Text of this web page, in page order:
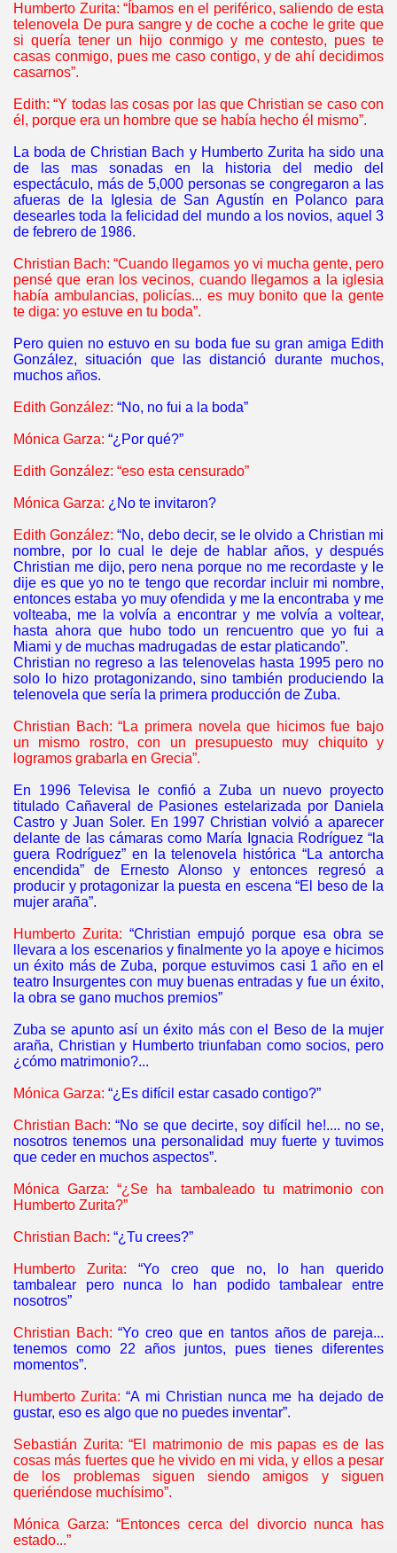
Humberto Zurita: “Íbamos en el periférico, saliendo de esta
telenovela De pura sangre y de coche a coche le grite que
si quería tener un hijo conmigo y me contesto, pues te
casas conmigo, pues me caso contigo, y de ahí decidimos
casarnos”.
Edith: “Y todas las cosas por las que Christian se caso con
él, porque era un hombre que se había hecho él mismo”.
La boda de Christian Bach y Humberto Zurita ha sido una
de las mas sonadas en la historia del medio del
espectáculo, más de 5,000 personas se congregaron a las
afueras de la Iglesia de San Agustín en Polanco para
desearles toda la felicidad del mundo a los novios, aquel 3
de febrero de 1986.
Christian Bach: “Cuando llegamos yo vi mucha gente, pero
pensé que eran los vecinos, cuando llegamos a la iglesia
había ambulancias, policías... es muy bonito que la gente
te diga: yo estuve en tu boda”.
Pero quien no estuvo en su boda fue su gran amiga Edith
González, situación que las distanció durante muchos,
muchos años.
Edith González: “No, no fui a la boda”
Mónica Garza: “¿Por qué?”
Edith González: “eso esta censurado”
Mónica Garza: ¿No te invitaron?
Edith González: “No, debo decir, se le olvido a Christian mi
nombre, por lo cual le deje de hablar años, y después
Christian me dijo, pero nena porque no me recordaste y le
dije es que yo no te tengo que recordar incluir mi nombre,
entonces estaba yo muy ofendida y me la encontraba y me
volteaba, me la volvía a encontrar y me volvía a voltear,
hasta ahora que hubo todo un rencuentro que yo fui a
Miami y de muchas madrugadas de estar platicando”.
Christian no regreso a las telenovelas hasta 1995 pero no
solo lo hizo protagonizando, sino también produciendo la
telenovela que sería la primera producción de Zuba.
Christian Bach: “La primera novela que hicimos fue bajo
un mismo rostro, con un presupuesto muy chiquito y
logramos grabarla en Grecia”.
En 1996 Televisa le confió a Zuba un nuevo proyecto
titulado Cañaveral de Pasiones estelarizada por Daniela
Castro y Juan Soler. En 1997 Christian volvió a aparecer
delante de las cámaras como María Ignacia Rodríguez “la
guera Rodríguez” en la telenovela histórica “La antorcha
encendida” de Ernesto Alonso y entonces regresó a
producir y protagonizar la puesta en escena “El beso de la
mujer araña”.
Humberto Zurita: “Christian empujó porque esa obra se
llevara a los escenarios y finalmente yo la apoye e hicimos
un éxito más de Zuba, porque estuvimos casi 1 año en el
teatro Insurgentes con muy buenas entradas y fue un éxito,
la obra se gano muchos premios”
Zuba se apunto así un éxito más con el Beso de la mujer
araña, Christian y Humberto triunfaban como socios, pero
¿cómo matrimonio?...
Mónica Garza: “¿Es difícil estar casado contigo?”
Christian Bach: “No se que decirte, soy difícil he!.... no se,
nosotros tenemos una personalidad muy fuerte y tuvimos
que ceder en muchos aspectos”.
Mónica Garza: “¿Se ha tambaleado tu matrimonio con
Humberto Zurita?”
Christian Bach: “¿Tu crees?”
Humberto Zurita:
“Yo creo que no, lo han querido
tambalear pero nunca lo han podido tambalear entre
nosotros”
Christian Bach: “Yo creo que en tantos años de pareja...
tenemos como 22 años juntos, pues tienes diferentes
momentos”.
Humberto Zurita: “A mi Christian nunca me ha dejado de
gustar, eso es algo que no puedes inventar”.
Sebastián Zurita: “El matrimonio de mis papas es de las
cosas más fuertes que he vivido en mi vida, y ellos a pesar
de los problemas siguen siendo amigos y siguen
queriéndose muchísimo”.
Mónica Garza: “Entonces cerca del divorcio nunca has
estado...”